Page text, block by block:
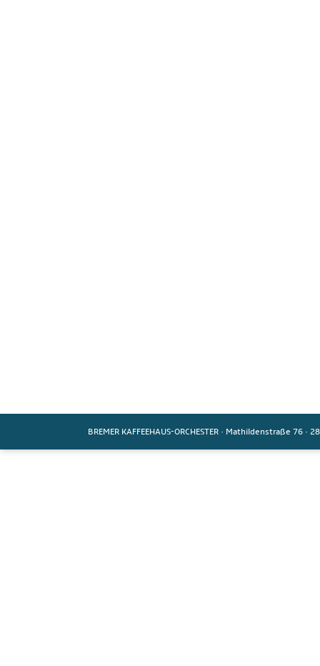
BREMER KAFFEEHAUS-ORCHESTER · Mathildenstraße 76 ·